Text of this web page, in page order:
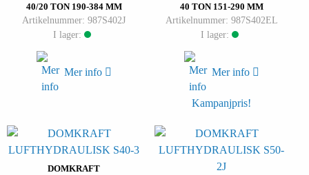
40/20 TON 190-384 MM
Artikelnummer: 987S402J
I lager:
Mer info
40 TON 151-290 MM
Artikelnummer: 987S402EL
I lager:
Mer info
Kampanjpris!
DOMKRAFT